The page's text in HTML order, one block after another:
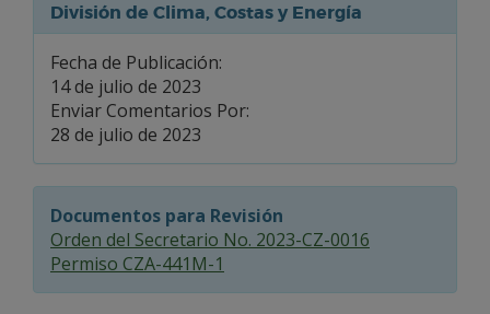
División de Clima, Costas y Energía
Fecha de Publicación:
14 de julio de 2023
Enviar Comentarios Por:
28 de julio de 2023
Documentos para Revisión
Orden del Secretario No. 2023-CZ-0016
Permiso CZA-441M-1